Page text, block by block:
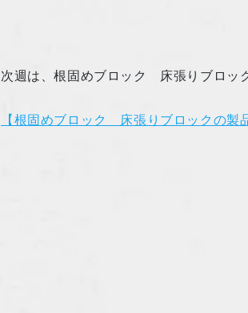
次週は、根固めブロック 床張りブロッ
【根固めブロック 床張りブロックの製